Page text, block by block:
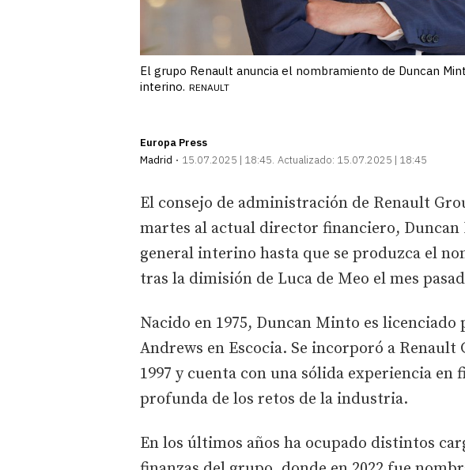
El grupo Renault anuncia el nombramiento de Duncan
interino. RENAULT
Europa Press
Madrid
15.07.2025 | 18:45 Actualizado: 15.07.2025 | 18:45
El consejo de administración de Renault
martes al actual director financiero,
general interino hasta que se produzca el
tras la dimisión de Luca de Meo el mes
Nacido en 1975, Duncan Minto es licenciado
Andrews en Escocia. Se incorporó a Renault
1997 y cuenta con una sólida experiencia en
profunda de los retos de la industria.
En los últimos años ha ocupado distintos